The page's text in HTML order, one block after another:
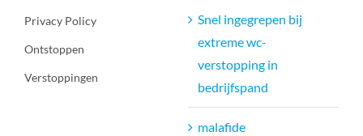
Privacy Policy
Ontstoppen
Verstoppingen
Snel ingegrepen bij
extreme wc-
verstopping in
bedrijfspand
malafide